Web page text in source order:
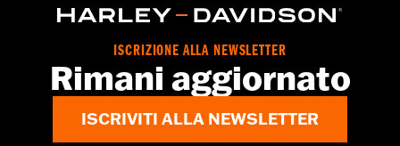
ISCRIZIONE ALLA NEWSLETTER
Rimani aggiornato
ISCRIVITI ALLA NEWSLETTER